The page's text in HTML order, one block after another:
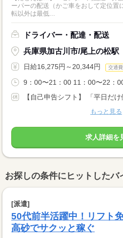
ーパーの配送（かご車をおして定位置に移動
転以外は最低...
ドライバー・配達・配送
兵庫県加古川市/尾上の松駅
日給16,275円～20,344円 交通
9：00〜21：00 11：00〜22：
【自己申告シフト】 「平日だけ
もっと見る
求人詳細を
お探しの条件にヒットしたバ
[派遣]
50代前半活躍中！リフト
高砂でサクッと稼ぐ